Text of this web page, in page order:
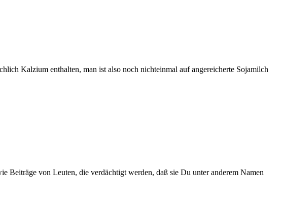
Kalzium enthalten, man ist also noch nichteinmal auf angereicherte Sojamilch
Beiträge von Leuten, die verdächtigt werden, daß sie Du unter anderem Namen